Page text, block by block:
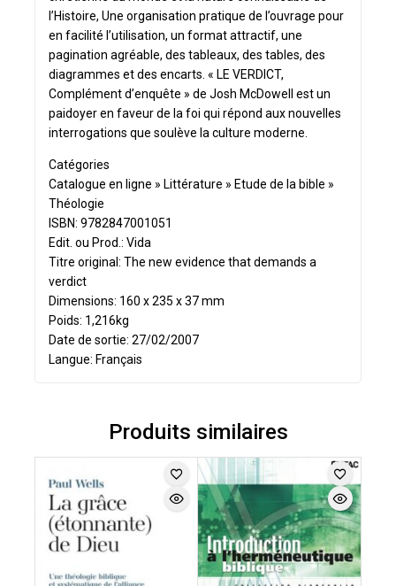
l’Histoire, Une organisation pratique de l’ouvrage pour
en facilité l’utilisation, un format attractif, une
pagination agréable, des tableaux, des tables, des
diagrammes et des encarts. « LE VERDICT,
Complément d’enquête » de Josh McDowell est un
paidoyer en faveur de la foi qui répond aux nouvelles
interrogations que soulève la culture moderne.
Catégories
Catalogue en ligne » Littérature » Etude de la bible »
Théologie
ISBN: 9782847001051
Edit. ou Prod.: Vida
Titre original: The new evidence that demands a
verdict
Dimensions: 160 x 235 x 37 mm
Poids: 1,216kg
Date de sortie: 27/02/2007
Langue: Français
Produits similaires